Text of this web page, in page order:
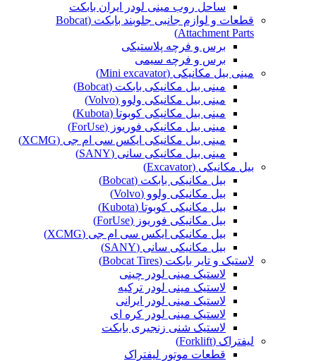
ساحل روب مینی لودر ایران بابکت
قطعات و لوازم جانبی جلوبند بابکت (Bobcat
Attachment Parts)
برس و فرچه پلاستیکی
برس و فرچه سیمی
مینی بیل مکانیکی (Mini excavator)
مینی بیل مکانیکی بابکت (Bobcat)
مینی بیل مکانیکی ولوو (Volvo)
مینی بیل مکانیکی کوبوتا (Kubota)
مینی بیل مکانیکی فوریوز (ForUse)
مینی بیل مکانیکی ایکس سی ام جی (XCMG)
مینی بیل مکانیکی سانی (SANY)
بیل مکانیکی (Excavator)
بیل مکانیکی بابکت (Bobcat)
بیل مکانیکی ولوو (Volvo)
بیل مکانیکی کوبوتا (Kubota)
بیل مکانیکی فوریوز (ForUse)
بیل مکانیکی ایکس سی ام جی (XCMG)
بیل مکانیکی سانی (SANY)
لاستیک و تایر بابکت (Bobcat Tires)
لاستیک مینی لودر چینی
لاستیک مینی لودر ترکیه
لاستیک مینی لودر ایرانی
لاستیک مینی لودر کره ای
لاستیک شنی زنجیری بابکت
لیفتراک (Forklift)
قطعات موتور لیفتراک